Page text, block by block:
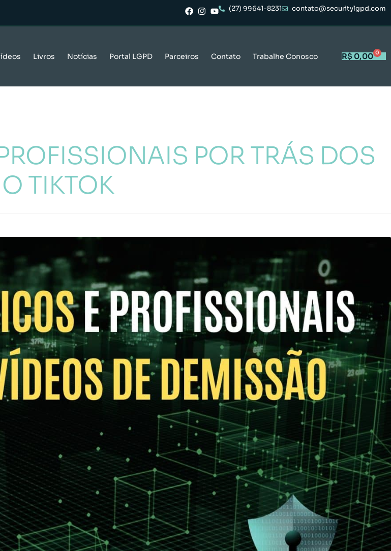
(27) 99641-8231 contato@securitylgpd.com
Livros Notícias Portal LGPD Parceiros Contato Trabalhe Conosco R$ 0,00 0
POR TRÁS DOS
TIKTOK